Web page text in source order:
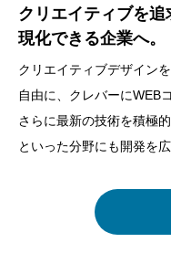
クリエイティブを
現化できる企業へ。
クリエイティブデザイン
自由に、クレバーにWEB
さらに最新の技術を積極
といった分野にも開発を広
”少し先の未来を手
り組んでいます。
もう少し先だと思ってい
たちで作り出すことを我
WEBコンテンツを
あげて。
他社にできない価格で。
う企業として努力をし続